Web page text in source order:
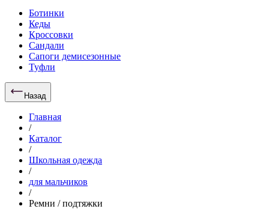
Ботинки
Кеды
Кроссовки
Сандали
Сапоги демисезонные
Туфли
Назад
Главная
/
Каталог
/
Школьная одежда
/
для мальчиков
/
Ремни / подтяжки